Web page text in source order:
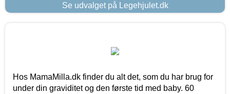
Se udvalget på Legehjulet.dk
Hos MamaMilla.dk finder du alt det, som du har brug for
under din graviditet og den første tid med baby. 60